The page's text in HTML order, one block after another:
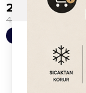
249.20 TL
400.00